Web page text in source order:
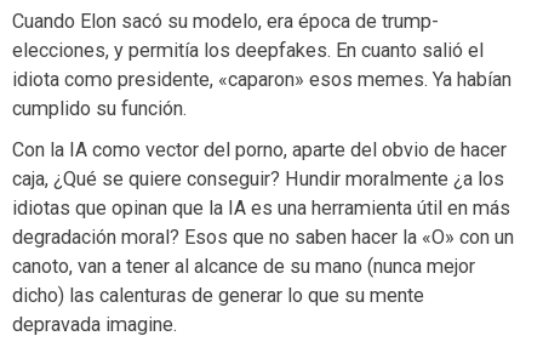
Cuando Elon sacó su modelo, era época de trump-
elecciones, y permitía los deepfakes. En cuanto salió el
idiota como presidente, «caparon» esos memes. Ya habían
cumplido su función.
Con la IA como vector del porno, aparte del obvio de hacer
caja, ¿Qué se quiere conseguir? Hundir moralmente ¿a los
idiotas que opinan que la IA es una herramienta útil en más
degradación moral? Esos que no saben hacer la «O» con un
canoto, van a tener al alcance de su mano (nunca mejor
dicho) las calenturas de generar lo que su mente
depravada imagine.